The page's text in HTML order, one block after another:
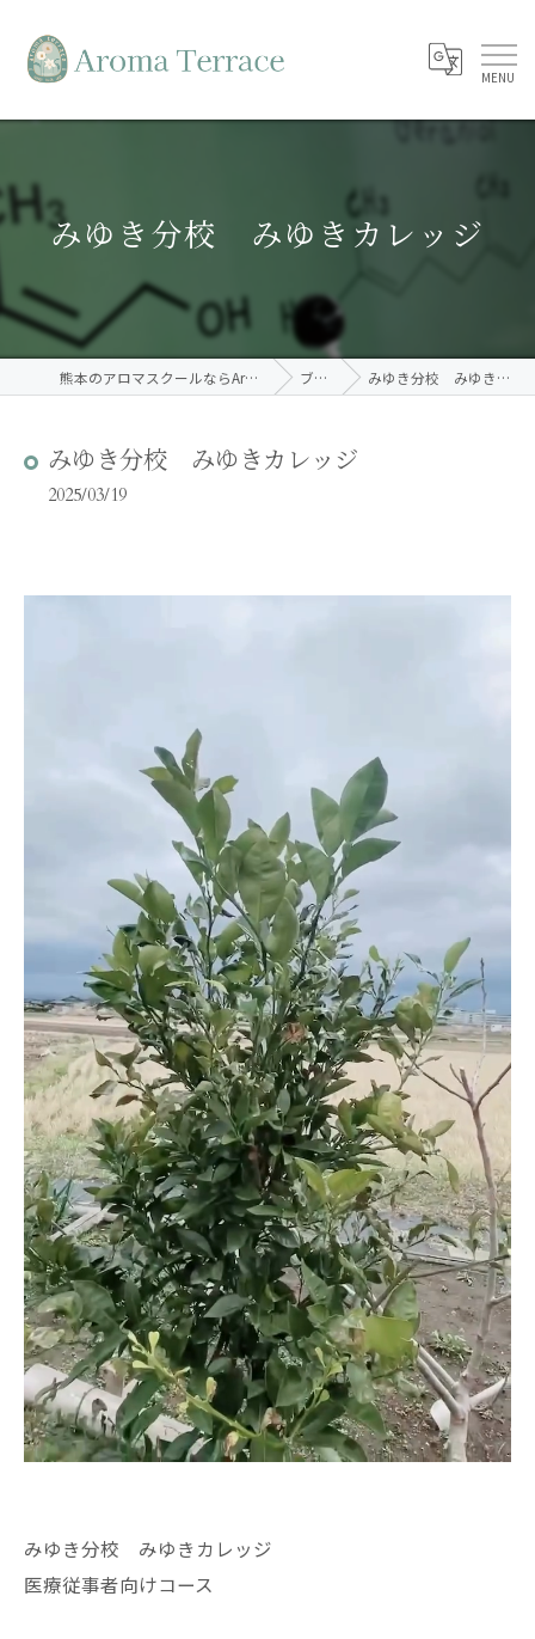
みゆき分校 みゆきカレッジ
熊本のアロマスクールならAroma Terrace ブログ みゆき分校 みゆきカレッジ
みゆき分校 みゆきカレッジ
2025/03/19
みゆき分校 みゆきカレッジ
医療従事者向けコース